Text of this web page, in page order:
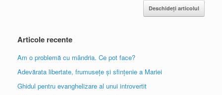
Deschideți articolul
Articole recente
Am o problemă cu mândria. Ce pot face?
Adevărata libertate, frumusețe și sfințenie a Mariei
Ghidul pentru evanghelizare al unui introvertit